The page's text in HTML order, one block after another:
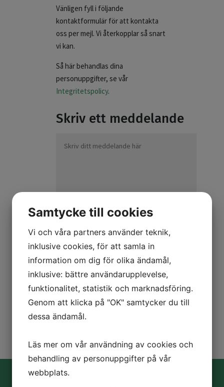
Vänligen fyll i följande
kontaktformulär för att kontakta
oss per mejl. Vi återkopplar så snart
vi kan.
Så här behandlas dina
personuppgifter, se vår
Integritetspolicy.
Skriv ett meddelande
SKICKA
Samtycke till cookies
Vi och våra partners använder teknik,
inklusive cookies, för att samla in
information om dig för olika ändamål,
inklusive: bättre användarupplevelse,
funktionalitet, statistik och marknadsföring.
Genom att klicka på "OK" samtycker du till
dessa ändamål.
Läs mer om vår användning av cookies och
behandling av personuppgifter på vår
webbplats.